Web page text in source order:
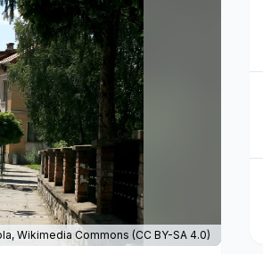
Wikimedia Commons (CC BY-SA 4.0)